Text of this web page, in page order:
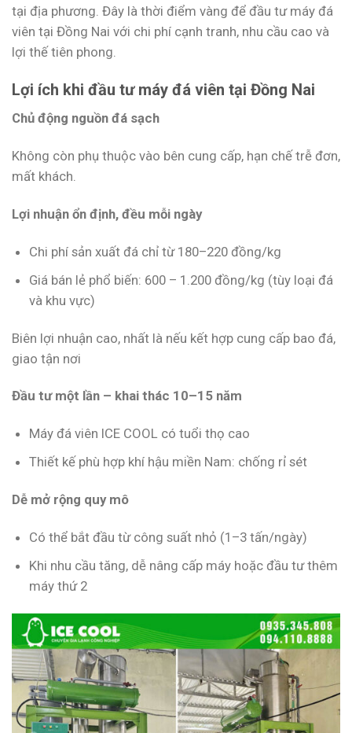
tại địa phương. Đây là thời điểm vàng để đầu tư máy đá
viên tại Đồng Nai với chi phí cạnh tranh, nhu cầu cao và
lợi thế tiên phong.
Lợi ích khi đầu tư máy đá viên tại Đồng Nai
Chủ động nguồn đá sạch
Không còn phụ thuộc vào bên cung cấp, hạn chế trễ đơn,
mất khách.
Lợi nhuận ổn định, đều mỗi ngày
Chi phí sản xuất đá chỉ từ 180–220 đồng/kg
Giá bán lẻ phổ biến: 600 – 1.200 đồng/kg (tùy loại đá
và khu vực)
Biên lợi nhuận cao, nhất là nếu kết hợp cung cấp bao đá,
giao tận nơi
Đầu tư một lần – khai thác 10–15 năm
Máy đá viên ICE COOL có tuổi thọ cao
Thiết kế phù hợp khí hậu miền Nam: chống rỉ sét
Dễ mở rộng quy mô
Có thể bắt đầu từ công suất nhỏ (1–3 tấn/ngày)
Khi nhu cầu tăng, dễ nâng cấp máy hoặc đầu tư thêm
máy thứ 2